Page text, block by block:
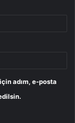
adım, e-posta